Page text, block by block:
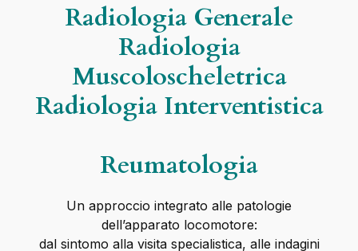
Radiologia Generale
Radiologia
Muscoloscheletrica
Radiologia Interventistica
Reumatologia
Un approccio integrato alle patologie
dell’apparato locomotore:
dal sintomo alla visita specialistica, alle indagini